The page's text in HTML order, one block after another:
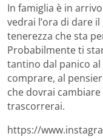
In famiglia è in
vedrai l’ora di dare
tenerezza che sta
Probabilmente ti
tantino dal panico
comprare, al
che dovrai
trascorrerai.
https://